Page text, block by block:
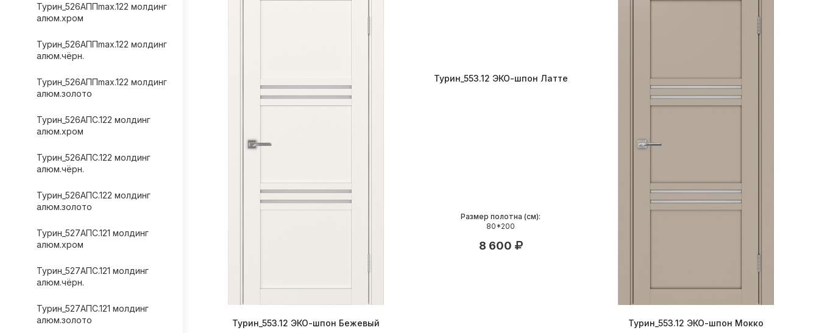
Турин_526АППmax.122 молдинг
алюм.хром
Турин_526АППmax.122 молдинг
алюм.чёрн.
Турин_526АППmax.122 молдинг
алюм.золото
Турин_526АПС.122 молдинг
алюм.хром
Турин_526АПС.122 молдинг
алюм.чёрн.
Турин_526АПС.122 молдинг
алюм.золото
Турин_527АПС.121 молдинг
алюм.хром
Турин_527АПС.121 молдинг
алюм.чёрн.
Турин_527АПС.121 молдинг
алюм.золото
Турин_553.12 ЭКО-шпон Бежевый
Турин_553.12 ЭКО-шпон Латте
Размер полотна (см):
80*200
8 600
Турин_553.12 ЭКО-шпон Мокко